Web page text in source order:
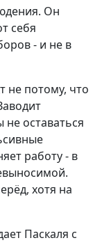
Он
себя
- и не в
не потому, что
оставаться
работу - в
хотя на
Паскаля с